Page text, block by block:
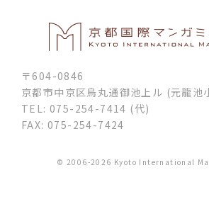
〒604-0846
京都市中京区烏丸通御池上ル (元龍池
TEL: 075-254-7414 (代)
FAX: 075-254-7424
© 2006-2026 Kyoto International